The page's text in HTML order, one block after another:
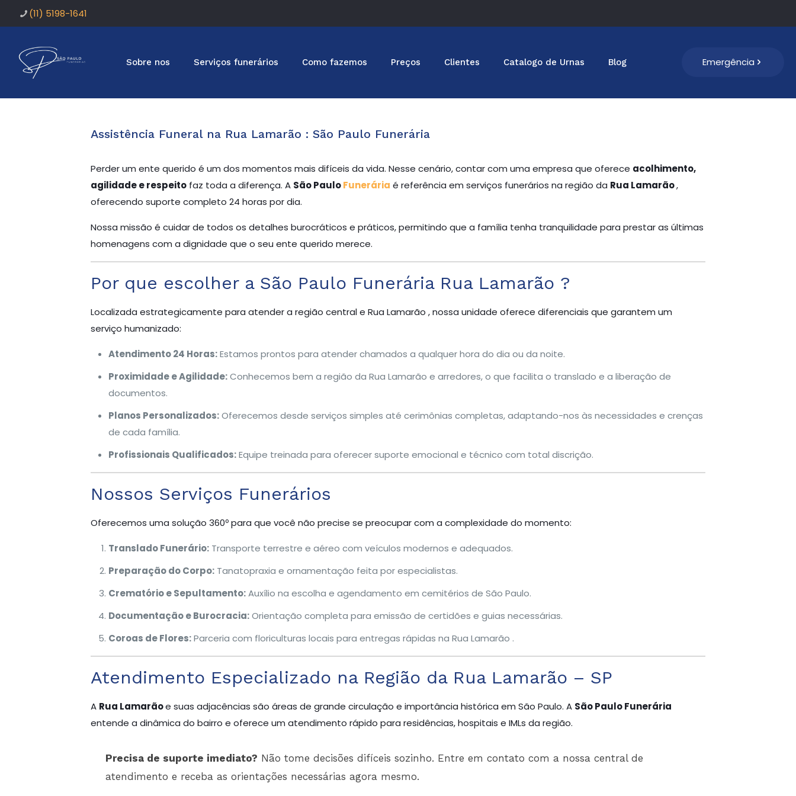
(11) 5198-1641
Sobre nos Serviços funerários Como fazemos Preços Clientes Catalogo de Urnas Blog Emergência
Assistência Funeral na Rua Lamarão : São Paulo Funerária
Perder um ente querido é um dos momentos mais difíceis da vida. Nesse cenário, contar com uma empresa que oferece acolhimento,
agilidade e respeitofaz toda a diferença. A São PauloFunerária é referência em serviços funerários na região da Rua Lamarão,
oferecendo suporte completo 24 horas por dia.
Nossa missão é cuidar de todos os detalhes burocráticos e práticos, permitindo que a família tenha tranquilidade para prestar as últimas
homenagens com a dignidade que o seu ente querido merece.
Por que escolher a São Paulo Funerária Rua Lamarão ?
Localizada estrategicamente para atender a região central e Rua Lamarão , nossa unidade oferece diferenciais que garantem um
serviço humanizado:
Atendimento 24 Horas:Estamos prontos para atender chamados a qualquer hora do dia ou da noite.
Proximidade e Agilidade:Conhecemos bem a região da Rua Lamarão e arredores, o que facilita o translado e a liberação de
documentos.
Planos Personalizados:Oferecemos desde serviços simples até cerimônias completas, adaptando-nos às necessidades e crenças
de cada família.
Profissionais Qualificados:Equipe treinada para oferecer suporte emocional e técnico com total discrição.
Nossos Serviços Funerários
Oferecemos uma solução 360º para que você não precise se preocupar com a complexidade do momento:
Translado Funerário:Transporte terrestre e aéreo com veículos modernos e adequados.
Preparação do Corpo:Tanatopraxia e ornamentação feita por especialistas.
Crematório e Sepultamento:Auxílio na escolha e agendamento em cemitérios de São Paulo.
Documentação e Burocracia:Orientação completa para emissão de certidões e guias necessárias.
Coroas de Flores:Parceria com floriculturas locais para entregas rápidas na Rua Lamarão .
Atendimento Especializado na Região da Rua Lamarão – SP
A Rua Lamarãoe suas adjacências são áreas de grande circulação e importância histórica em São Paulo. A São Paulo Funerária
entende a dinâmica do bairro e oferece um atendimento rápido para residências, hospitais e IMLs da região.
Precisa de suporte imediato? Não tome decisões difíceis sozinho. Entre em contato com a nossa central de
atendimento e receba as orientações necessárias agora mesmo.